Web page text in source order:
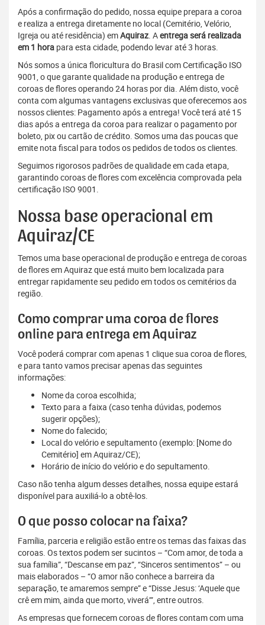
Após a confirmação do pedido, nossa equipe prepara a coroa
e realiza a entrega diretamente no local (Cemitério, Velório,
Igreja ou até residência) emAquiraz. Aentrega será realizada
em 1 hora para esta cidade, podendo levar até 3 horas.
Nós somos a única floricultura do Brasil com Certificação ISO
9001, o que garante qualidade na produção e entrega de
coroas de flores operando 24 horas por dia. Além disto, você
conta com algumas vantagens exclusivas que oferecemos aos
nossos clientes: Pagamento após a entrega! Você terá até 15
dias após a entrega da coroa para realizar o pagamento por
boleto, pix ou cartão de crédito. Somos uma das poucas que
emite nota fiscal para todos os pedidos de todos os clientes.
Seguimos rigorosos padrões de qualidade em cada etapa,
garantindo coroas de flores com excelência comprovada pela
certificação ISO 9001.
Nossa base operacional em
Aquiraz/CE
Temos uma base operacional de produção e entrega de coroas
de flores em Aquiraz que está muito bem localizada para
entregar rapidamente seu pedido em todos os cemitérios da
região.
Como comprar uma coroa de flores
online para entrega em Aquiraz
Você poderá comprar com apenas 1 clique sua coroa de flores,
e para tanto vamos precisar apenas das seguintes
informações:
Nome da coroa escolhida;
Texto para a faixa (caso tenha dúvidas, podemos
sugerir opções);
Nome do falecido;
Local do velório e sepultamento (exemplo: [Nome do
Cemitério] em Aquiraz/CE);
Horário de início do velório e do sepultamento.
Caso não tenha algum desses detalhes, nossa equipe estará
disponível para auxiliá-lo a obtê-los.
O que posso colocar na faixa?
Família, parceria e religião estão entre os temas das faixas das
coroas. Os textos podem ser sucintos – “Com amor, de toda a
sua família”, “Descanse em paz”, “Sinceros sentimentos” – ou
mais elaborados – “O amor não conhece a barreira da
separação, te amaremos sempre” e “Disse Jesus: ‘Aquele que
crê em mim, ainda que morto, viverá’”, entre outros.
As empresas que fornecem coroas de flores contam com uma